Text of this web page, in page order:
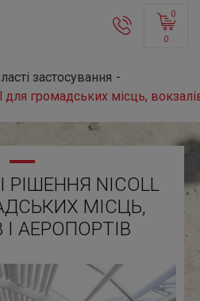
0
0
застосування
громадських місць,
NICOLL
МІСЦЬ,
І АЕРОПОРТІВ